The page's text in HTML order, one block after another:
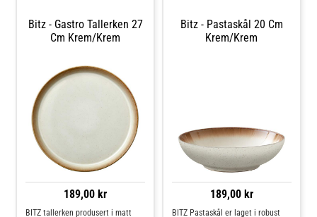
Bitz - Gastro Tallerken 27
Cm Krem/krem
189,00 kr
BITZ tallerken produsert i matt
Bitz - Pastaskål 20 Cm
Krem/krem
189,00 kr
BITZ Pastaskål er laget i robust